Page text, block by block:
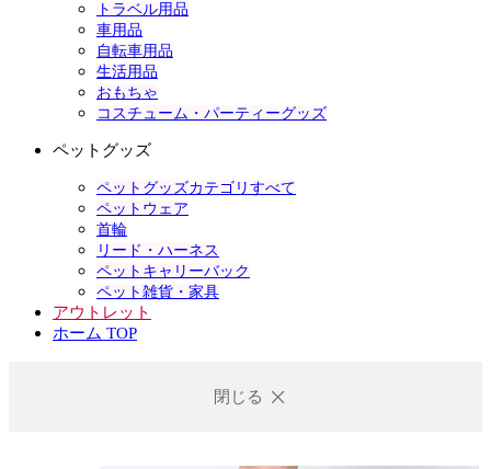
トラベル用品
車用品
自転車用品
生活用品
おもちゃ
コスチューム・パーティーグッズ
ペットグッズ
ペットグッズカテゴリすべて
ペットウェア
首輪
リード・ハーネス
ペットキャリーバック
ペット雑貨・家具
アウトレット
ホーム TOP
閉じる